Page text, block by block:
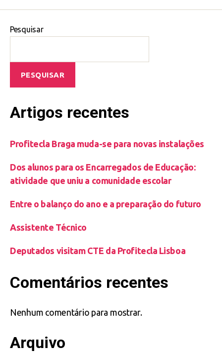
Pesquisar
PESQUISAR
Artigos recentes
Profitecla Braga muda-se para novas instalações
Dos alunos para os Encarregados de Educação:
atividade que uniu a comunidade escolar
Entre o balanço do ano e a preparação do futuro
Assistente Técnico
Deputados visitam CTE da Profitecla Lisboa
Comentários recentes
Nenhum comentário para mostrar.
Arquivo